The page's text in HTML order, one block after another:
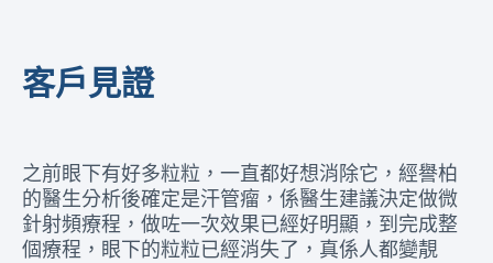
客戶見證
直沒有理會，但
柏。今次是我體
專業醫生細心解
真的很貼心 !
之前眼下有好多粒粒，一直都好
的醫生分析後確定是汗管瘤，係
針射頻療程，做咗一次效果已經
個療程，眼下的粒粒已經消失了